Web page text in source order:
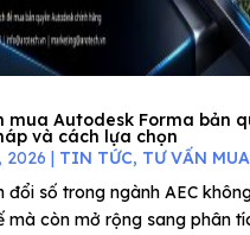
mua Autodesk Forma bản
và cách lựa chọn
2026 | TIN TỨC, TƯ VẤN
đổi số trong ngành AEC
mà còn mở rộng sang phân